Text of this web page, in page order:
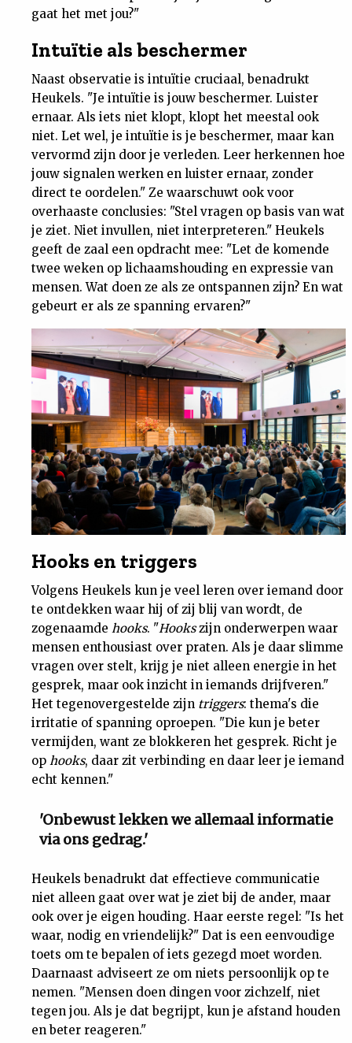
gaat het met jou?"
Intuïtie als beschermer
Naast observatie is intuïtie cruciaal, benadrukt
Heukels. "Je intuïtie is jouw beschermer. Luister
ernaar. Als iets niet klopt, klopt het meestal ook
niet. Let wel, je intuïtie is je beschermer, maar kan
vervormd zijn door je verleden. Leer herkennen hoe
jouw signalen werken en luister ernaar, zonder
direct te oordelen." Ze waarschuwt ook voor
overhaaste conclusies: "Stel vragen op basis van wat
je ziet. Niet invullen, niet interpreteren." Heukels
geeft de zaal een opdracht mee: "Let de komende
twee weken op lichaamshouding en expressie van
mensen. Wat doen ze als ze ontspannen zijn? En wat
gebeurt er als ze spanning ervaren?"
Hooks en triggers
Volgens Heukels kun je veel leren over iemand door
te ontdekken waar hij of zij blij van wordt, de
zogenaamde hooks. "Hookszijn onderwerpen waar
mensen enthousiast over praten. Als je daar slimme
vragen over stelt, krijg je niet alleen energie in het
gesprek, maar ook inzicht in iemands drijfveren."
Het tegenovergestelde zijn triggers: thema's die
irritatie of spanning oproepen. "Die kun je beter
vermijden, want ze blokkeren het gesprek. Richt je
op hooks, daar zit verbinding en daar leer je iemand
echt kennen."
'Onbewust lekken we allemaal informatie
via ons gedrag.'
Heukels benadrukt dat effectieve communicatie
niet alleen gaat over wat je ziet bij de ander, maar
ook over je eigen houding. Haar eerste regel: "Is het
waar, nodig en vriendelijk?" Dat is een eenvoudige
toets om te bepalen of iets gezegd moet worden.
Daarnaast adviseert ze om niets persoonlijk op te
nemen. "Mensen doen dingen voor zichzelf, niet
tegen jou. Als je dat begrijpt, kun je afstand houden
en beter reageren."